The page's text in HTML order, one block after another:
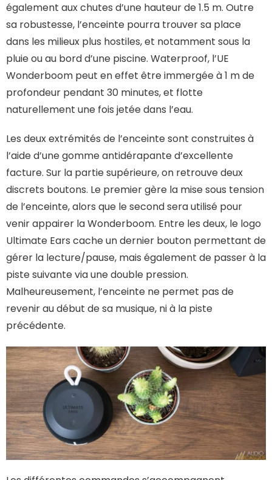
également aux chutes d’une hauteur de 1.5 m. Outre
sa robustesse, l’enceinte pourra trouver sa place
dans les milieux plus hostiles, et notamment sous la
pluie ou au bord d’une piscine. Waterproof, l’UE
Wonderboom peut en effet être immergée à 1 m de
profondeur pendant 30 minutes, et flotte
naturellement une fois jetée dans l’eau.
Les deux extrémités de l’enceinte sont construites à
l’aide d’une gomme antidérapante d’excellente
facture. Sur la partie supérieure, on retrouve deux
discrets boutons. Le premier gère la mise sous tension
de l’enceinte, alors que le second sera utilisé pour
venir appairer la Wonderboom. Entre les deux, le logo
Ultimate Ears cache un dernier bouton permettant de
gérer la lecture/pause, mais également de passer à la
piste suivante via une double pression.
Malheureusement, l’enceinte ne permet pas de
revenir au début de sa musique, ni à la piste
précédente.